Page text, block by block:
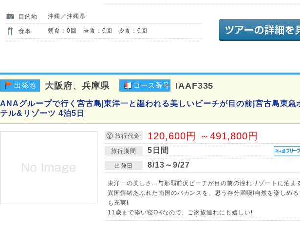
目的地 沖縄／沖縄県
食事 朝食：0回 昼食：0回 夕食：0回
出発地 大阪府、兵庫県 コース番号 IAAF335
ANAグループで行く宮古島|東洋一と謳われる美しいビーチが目の前|宮古島東急
テル&リゾーツ 4泊5日
旅行代金 120,600円 ～491,800円
旅行期間 5日間
出発日 8/13～9/27
東洋一の美しさ...与那覇前浜ビーチが目の前の憧れリゾートに泊ま
異国情緒あふれた南国のバカンスを、思う存分満喫!自然を楽しめる
も充実!
11歳まで添い寝OKなので、ご家族連れにも嬉しい!